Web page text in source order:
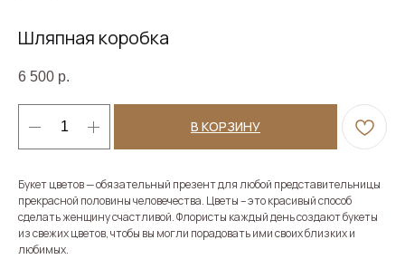
Шляпная коробка
6 500 р.
В КОРЗИНУ
Букет цветов — обязательный презент для любой представительницы
прекрасной половины человечества. Цветы – это красивый способ
сделать женщину счастливой. Флористы каждый день создают букеты
из свежих цветов, чтобы вы могли порадовать ими своих близких и
любимых.